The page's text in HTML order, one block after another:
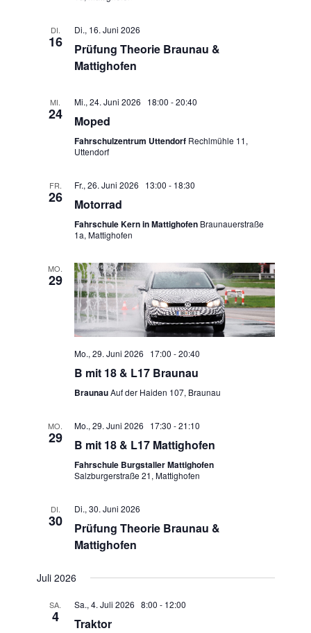
DI.
16
Di., 16. Juni 2026
Prüfung Theorie Braunau &
Mattighofen
MI.
24
Mi., 24. Juni 2026 18:00 -20:40
Moped
Fahrschulzentrum Uttendorf Rechlmühle 11,
Uttendorf
FR.
26
Fr., 26. Juni 2026 13:00 - 18:30
Motorrad
Fahrschule Kern in Mattighofen Braunauerstraße
1a, Mattighofen
MO.
29
Mo., 29. Juni 2026 17:00 -20:40
B mit 18 & L17 Braunau
BraunauAuf der Haiden 107, Braunau
MO.
29
Mo., 29. Juni 2026 17:30 -21:10
B mit 18 & L17 Mattighofen
Fahrschule Burgstaller Mattighofen
Salzburgerstraße 21, Mattighofen
DI.
30
Di., 30. Juni 2026
Prüfung Theorie Braunau &
Mattighofen
Juli 2026
SA.
4
Sa., 4. Juli 2026 8:00 - 12:00
Traktor